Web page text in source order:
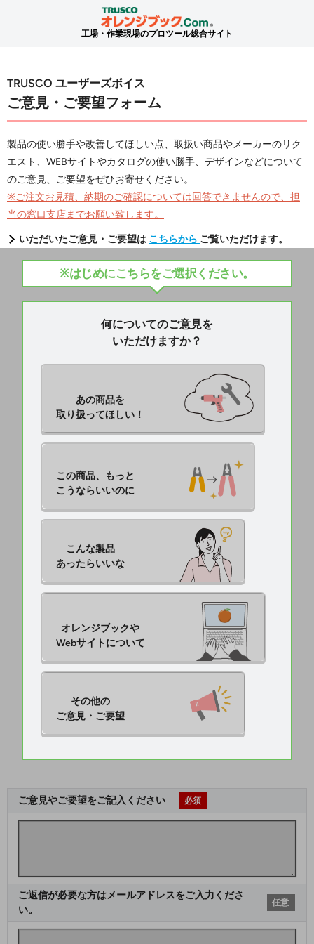
工場・作業現場のプロツール総合サイト
TRUSCO ユーザーズボイス
ご意見・ご要望フォーム
製品の使い勝手や改善してほしい点、取扱い商品やメーカーのリク
エスト、WEBサイトやカタログの使い勝手、デザインなどについて
のご意見、ご要望をぜひお寄せください。
※ご注文お見積、納期のご確認については回答できませんので、担
当の窓口支店までお願い致します。
いただいたご意見・ご要望は こちらから ご覧いただけます。
※はじめにこちらをご選択ください。
何についてのご意見を
いただけますか？
あの商品を
取り扱ってほしい！
この商品、もっと
こうならいいのに
こんな製品
あったらいいな
オレンジブックや
Webサイトについて
その他の
ご意見・ご要望
ご意見やご要望をご記入ください 必須
ご返信が必要な方はメールアドレスをご入力くださ
い。
任意